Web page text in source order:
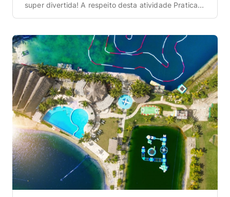
super divertida! A respeito desta atividade Praticar
flyboard em Punta Cana é super legal. Para quem
chance de testar suas habilidades de equilíbrio
sobre as águas. Quanto ao itinerário […]